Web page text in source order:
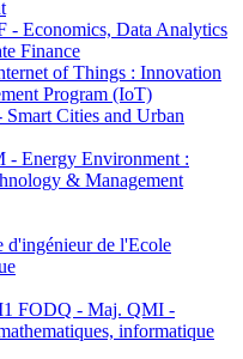
- Economics, Data Analytics
Finance
of Things : Innovation
Program (IoT)
Cities and Urban
- Energy Environment :
& Management
d'ingénieur de l'Ecole
FODQ - Maj. QMI -
informatique